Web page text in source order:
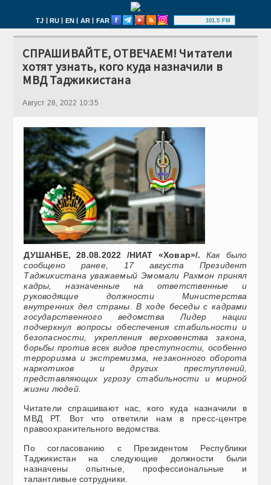
TJ | RU | EN | AR | FAR 101.5 FM
СПРАШИВАЙТЕ, ОТВЕЧАЕМ! Читатели
хотят узнать, кого куда назначили в
МВД Таджикистана
Август 28, 2022 10:35
ДУШАНБЕ, 28.08.2022 /НИАТ «Ховар»/.
Как было
сообщено ранее, 17 августа Президент
Таджикистана уважаемый Эмомали Рахмон принял
кадры, назначенные на ответственные и
руководящие должности Министерства
внутренних дел страны. В ходе беседы с кадрами
государственного ведомства Лидер нации
подчеркнул вопросы обеспечения стабильности и
безопасности, укрепления верховенства закона,
борьбы против всех видов преступности, особенно
терроризма и экстремизма, незаконного оборота
наркотиков и других преступлений,
представляющих угрозу стабильности и мирной
жизни людей.
Читатели спрашивают нас, кого куда назначили в
МВД РТ. Вот что ответили нам в пресс-центре
правоохранительного ведомства.
По согласованию с Президентом Республики
Таджикистан на следующие должности были
назначены опытные, профессиональные и
талантливые сотрудники.